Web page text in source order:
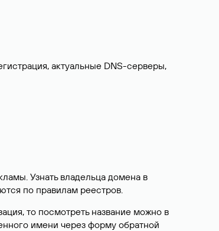
актуальные DNS-серверы,
Узнать владельца домена в
по правилам реестров.
то посмотреть название можно в
имени через форму обратной